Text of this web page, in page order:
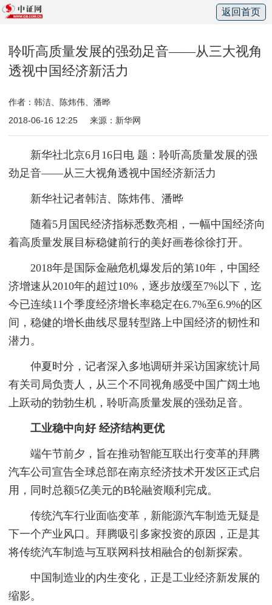
返回首页
聆听高质量发展的强劲足音——从三大视角
透视中国经济新活力
作者：韩洁、陈炜伟、潘晔
2018-06-16 12:25
来源：新华网
新华社北京6月16日电 题：聆听高质量发展的强
劲足音——从三大视角透视中国经济新活力
新华社记者韩洁、陈炜伟、潘晔
随着5月国民经济指标悉数亮相，一幅中国经济向
着高质量发展目标稳健前行的美好画卷徐徐打开。
2018年是国际金融危机爆发后的第10年，中国经
济增速从2010年的超过10%，逐步放缓至7%以下，迄
今已连续11个季度经济增长率稳定在6.7%至6.9%的区
间，稳健的增长曲线尽显转型路上中国经济的韧性和
潜力。
仲夏时分，记者深入多地调研并采访国家统计局
有关司局负责人，从三个不同视角感受中国广阔土地
上跃动的勃勃生机，聆听高质量发展的强劲足音。
工业稳中向好 经济结构更优
端午节前夕，旨在推动智能互联出行变革的拜腾
汽车公司宣告全球总部在南京经济技术开发区正式启
用，同时总额5亿美元的B轮融资顺利完成。
传统汽车行业面临变革，新能源汽车制造无疑是
下一个产业风口。拜腾吸引多家投资的原因，正是其
将传统汽车制造与互联网科技相融合的创新探索。
中国制造业的内生变化，正是工业经济新发展的
缩影。